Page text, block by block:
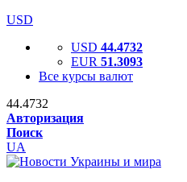
USD
USD 44.4732
EUR 51.3093
Все курсы валют
44.4732
Авторизация
Поиск
UA